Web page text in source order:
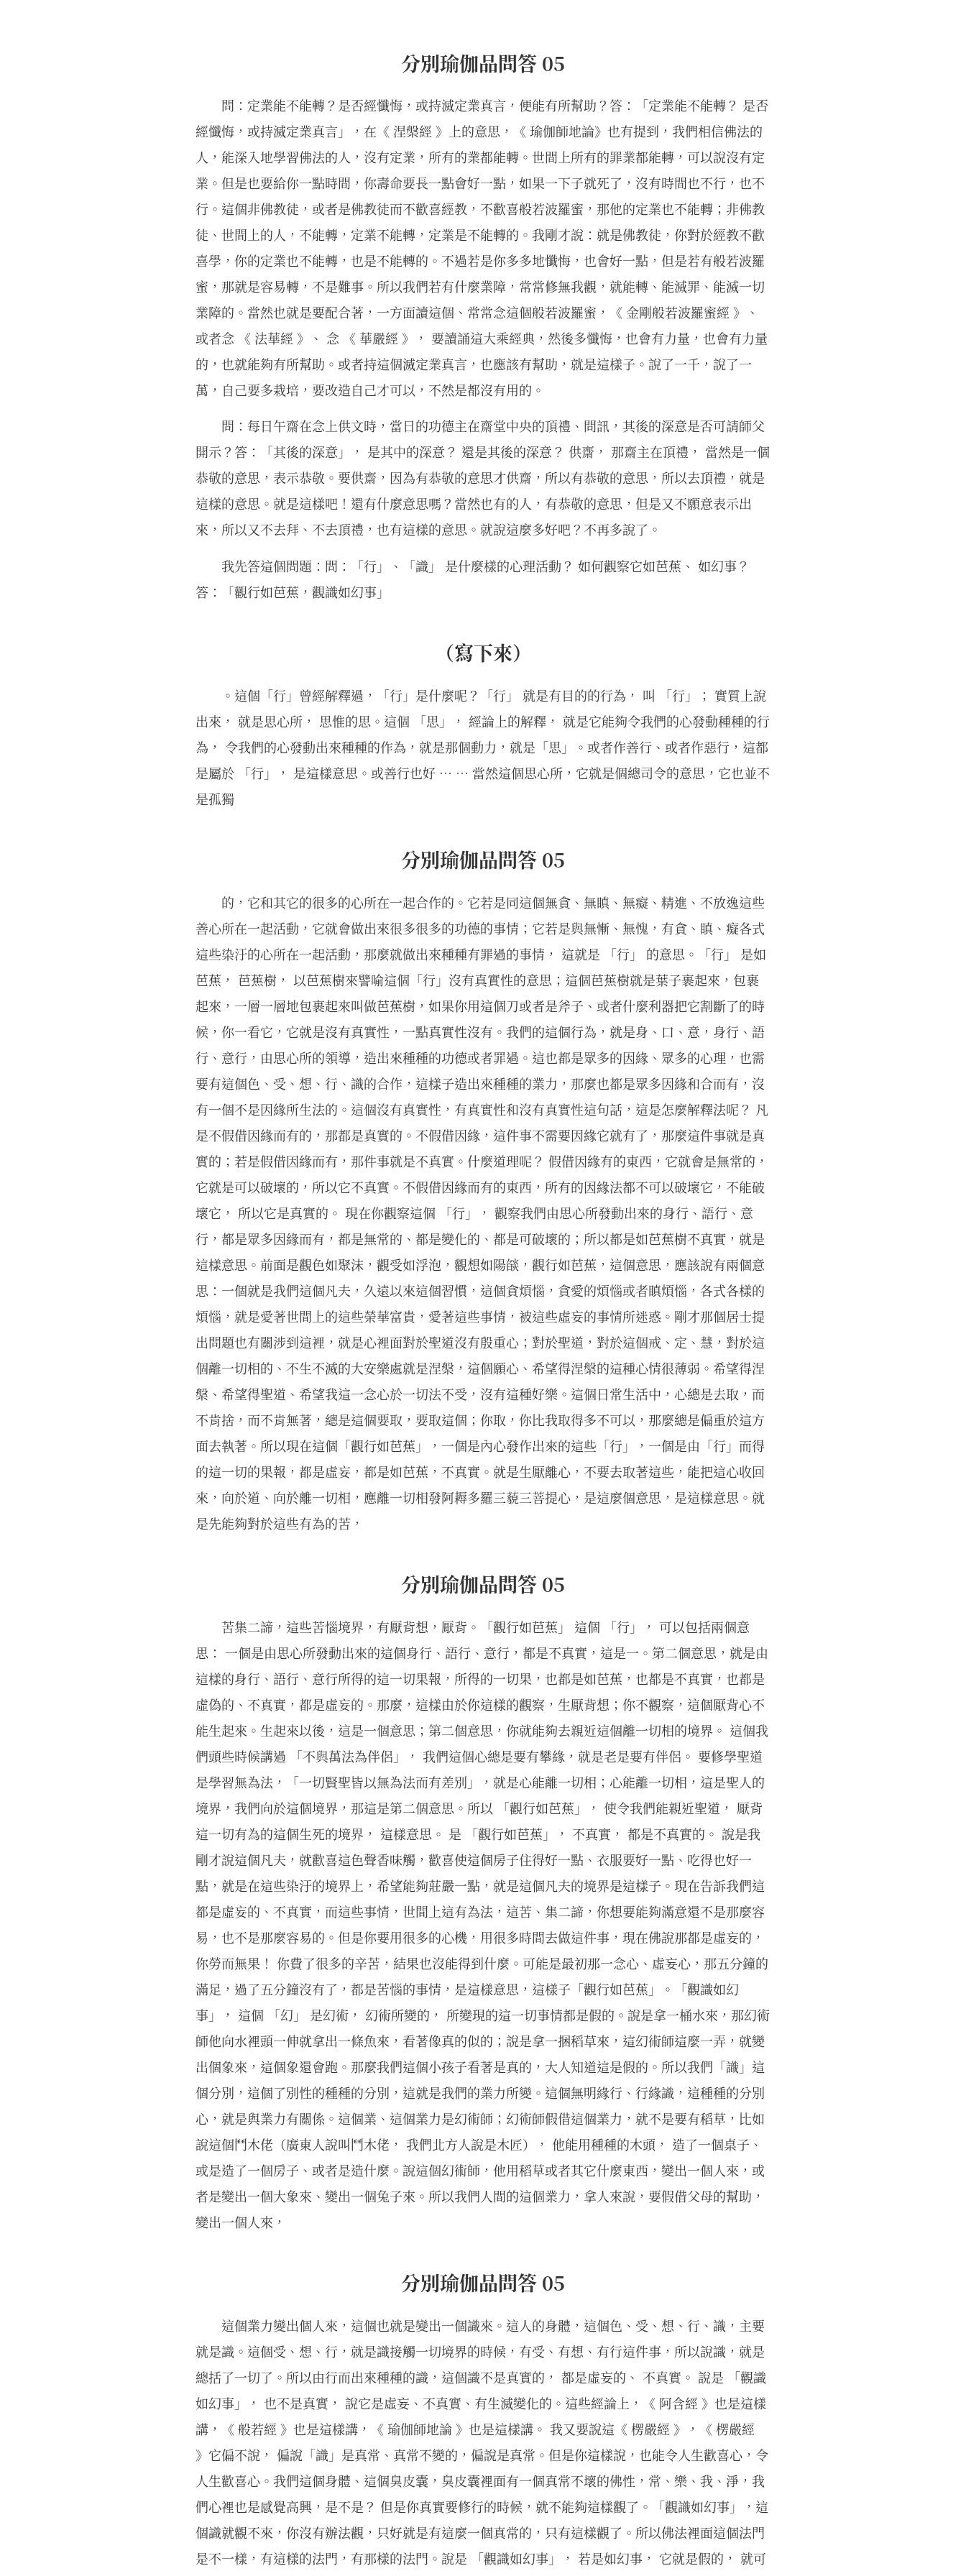
分別瑜伽品問答 05
問：定業能不能轉？是否經懺悔，或持滅定業真言，便能有所幫助？答：「定業能不能轉？ 是否
經懺悔，或持滅定業真言」，在《 涅槃經 》上的意思，《 瑜伽師地論》也有提到，我們相信佛法的
人，能深入地學習佛法的人，沒有定業，所有的業都能轉。世間上所有的罪業都能轉，可以說沒有定
業。但是也要給你一點時間，你壽命要長一點會好一點，如果一下子就死了，沒有時間也不行，也不
行。這個非佛教徒，或者是佛教徒而不歡喜經教，不歡喜般若波羅蜜，那他的定業也不能轉；非佛教
徒、世間上的人，不能轉，定業不能轉，定業是不能轉的。我剛才說：就是佛教徒，你對於經教不歡
喜學，你的定業也不能轉，也是不能轉的。不過若是你多多地懺悔，也會好一點，但是若有般若波羅
蜜，那就是容易轉，不是難事。所以我們若有什麼業障，常常修無我觀，就能轉、能滅罪、能滅一切
業障的。當然也就是要配合著，一方面讀這個、常常念這個般若波羅蜜，《 金剛般若波羅蜜經 》、
或者念 《 法華經 》、 念 《 華嚴經 》， 要讀誦這大乘經典，然後多懺悔，也會有力量，也會有力量
的，也就能夠有所幫助。或者持這個滅定業真言，也應該有幫助，就是這樣子。說了一千，說了一
萬，自己要多栽培，要改造自己才可以，不然是都沒有用的。
問：每日午齋在念上供文時，當日的功德主在齋堂中央的頂禮、問訊，其後的深意是否可請師父
開示？答：「其後的深意」， 是其中的深意？ 還是其後的深意？ 供齋， 那齋主在頂禮， 當然是一個
恭敬的意思，表示恭敬。要供齋，因為有恭敬的意思才供齋，所以有恭敬的意思，所以去頂禮，就是
這樣的意思。就是這樣吧！還有什麼意思嗎？當然也有的人，有恭敬的意思，但是又不願意表示出
來，所以又不去拜、不去頂禮，也有這樣的意思。就說這麼多好吧？不再多說了。
我先答這個問題：問：「行」、「識」 是什麼樣的心理活動？ 如何觀察它如芭蕉、 如幻事？
答：「觀行如芭蕉，觀識如幻事」
（寫下來）
。這個「行」曾經解釋過，「行」是什麼呢？「行」 就是有目的的行為， 叫 「行」； 實質上說
出來， 就是思心所， 思惟的思。這個 「思」， 經論上的解釋， 就是它能夠令我們的心發動種種的行
為， 令我們的心發動出來種種的作為，就是那個動力，就是「思」。或者作善行、或者作惡行，這都
是屬於 「行」， 是這樣意思。或善行也好 … … 當然這個思心所，它就是個總司令的意思，它也並不
是孤獨
分別瑜伽品問答 05
的，它和其它的很多的心所在一起合作的。它若是同這個無貪、無瞋、無癡、精進、不放逸這些
善心所在一起活動，它就會做出來很多很多的功德的事情；它若是與無慚、無愧，有貪、瞋、癡各式
這些染汙的心所在一起活動，那麼就做出來種種有罪過的事情， 這就是 「行」 的意思。「行」 是如
芭蕉， 芭蕉樹， 以芭蕉樹來譬喻這個「行」沒有真實性的意思；這個芭蕉樹就是葉子裹起來，包裹
起來，一層一層地包裹起來叫做芭蕉樹，如果你用這個刀或者是斧子、或者什麼利器把它割斷了的時
候，你一看它，它就是沒有真實性，一點真實性沒有。我們的這個行為，就是身、口、意，身行、語
行、意行，由思心所的領導，造出來種種的功德或者罪過。這也都是眾多的因緣、眾多的心理，也需
要有這個色、受、想、行、識的合作，這樣子造出來種種的業力，那麼也都是眾多因緣和合而有，沒
有一個不是因緣所生法的。這個沒有真實性，有真實性和沒有真實性這句話，這是怎麼解釋法呢？ 凡
是不假借因緣而有的，那都是真實的。不假借因緣，這件事不需要因緣它就有了，那麼這件事就是真
實的；若是假借因緣而有，那件事就是不真實。什麼道理呢？ 假借因緣有的東西，它就會是無常的，
它就是可以破壞的，所以它不真實。不假借因緣而有的東西，所有的因緣法都不可以破壞它，不能破
壞它， 所以它是真實的。 現在你觀察這個 「行」， 觀察我們由思心所發動出來的身行、語行、意
行，都是眾多因緣而有，都是無常的、都是變化的、都是可破壞的；所以都是如芭蕉樹不真實，就是
這樣意思。前面是觀色如聚沫，觀受如浮泡，觀想如陽燄，觀行如芭蕉，這個意思，應該說有兩個意
思：一個就是我們這個凡夫，久遠以來這個習慣，這個貪煩惱，貪愛的煩惱或者瞋煩惱，各式各樣的
煩惱，就是愛著世間上的這些榮華富貴，愛著這些事情，被這些虛妄的事情所迷惑。剛才那個居士提
出問題也有關涉到這裡，就是心裡面對於聖道沒有殷重心；對於聖道，對於這個戒、定、慧，對於這
個離一切相的、不生不滅的大安樂處就是涅槃，這個願心、希望得涅槃的這種心情很薄弱。希望得涅
槃、希望得聖道、希望我這一念心於一切法不受，沒有這種好樂。這個日常生活中，心總是去取，而
不肯捨，而不肯無著，總是這個要取，要取這個；你取，你比我取得多不可以，那麼總是偏重於這方
面去執著。所以現在這個「觀行如芭蕉」，一個是內心發作出來的這些「行」，一個是由「行」而得
的這一切的果報，都是虛妄，都是如芭蕉，不真實。就是生厭離心，不要去取著這些，能把這心收回
來，向於道、向於離一切相，應離一切相發阿耨多羅三藐三菩提心，是這麼個意思，是這樣意思。就
是先能夠對於這些有為的苦，
分別瑜伽品問答 05
苦集二諦，這些苦惱境界，有厭背想，厭背。「觀行如芭蕉」 這個 「行」， 可以包括兩個意
思： 一個是由思心所發動出來的這個身行、語行、意行，都是不真實，這是一。第二個意思，就是由
這樣的身行、語行、意行所得的這一切果報，所得的一切果，也都是如芭蕉，也都是不真實，也都是
虛偽的、不真實，都是虛妄的。那麼，這樣由於你這樣的觀察，生厭背想；你不觀察，這個厭背心不
能生起來。生起來以後，這是一個意思；第二個意思，你就能夠去親近這個離一切相的境界。 這個我
們頭些時候講過 「不與萬法為伴侶」， 我們這個心總是要有攀緣，就是老是要有伴侶。 要修學聖道
是學習無為法，「一切賢聖皆以無為法而有差別」，就是心能離一切相；心能離一切相，這是聖人的
境界，我們向於這個境界，那這是第二個意思。所以 「觀行如芭蕉」， 使令我們能親近聖道， 厭背
這一切有為的這個生死的境界， 這樣意思。 是 「觀行如芭蕉」， 不真實， 都是不真實的。 說是我
剛才說這個凡夫，就歡喜這色聲香味觸，歡喜使這個房子住得好一點、衣服要好一點、吃得也好一
點，就是在這些染汙的境界上，希望能夠莊嚴一點，就是這個凡夫的境界是這樣子。現在告訴我們這
都是虛妄的、不真實，而這些事情，世間上這有為法，這苦、集二諦，你想要能夠滿意還不是那麼容
易，也不是那麼容易的。但是你要用很多的心機，用很多時間去做這件事，現在佛說那都是虛妄的，
你勞而無果！ 你費了很多的辛苦，結果也沒能得到什麼。可能是最初那一念心、虛妄心，那五分鐘的
滿足，過了五分鐘沒有了，都是苦惱的事情，是這樣意思，這樣子「觀行如芭蕉」。「觀識如幻
事」， 這個 「幻」 是幻術， 幻術所變的， 所變現的這一切事情都是假的。說是拿一桶水來，那幻術
師他向水裡頭一伸就拿出一條魚來，看著像真的似的；說是拿一捆稻草來，這幻術師這麼一弄，就變
出個象來，這個象還會跑。那麼我們這個小孩子看著是真的，大人知道這是假的。所以我們「識」這
個分別，這個了別性的種種的分別，這就是我們的業力所變。這個無明緣行、行緣識，這種種的分別
心，就是與業力有關係。這個業、這個業力是幻術師；幻術師假借這個業力，就不是要有稻草，比如
說這個鬥木佬（廣東人說叫鬥木佬， 我們北方人說是木匠）， 他能用種種的木頭， 造了一個桌子、
或是造了一個房子、或者是造什麼。說這個幻術師，他用稻草或者其它什麼東西，變出一個人來，或
者是變出一個大象來、變出一個兔子來。所以我們人間的這個業力，拿人來說，要假借父母的幫助，
變出一個人來，
分別瑜伽品問答 05
這個業力變出個人來，這個也就是變出一個識來。這人的身體，這個色、受、想、行、識，主要
就是識。這個受、想、行，就是識接觸一切境界的時候，有受、有想、有行這件事，所以說識，就是
總括了一切了。所以由行而出來種種的識，這個識不是真實的， 都是虛妄的、 不真實。 說是 「觀識
如幻事」， 也不是真實， 說它是虛妄、不真實、有生滅變化的。這些經論上，《 阿含經 》也是這樣
講，《 般若經 》也是這樣講，《 瑜伽師地論 》也是這樣講。 我又要說這《 楞嚴經 》，《 楞嚴經
》它偏不說， 偏說「識」是真常、真常不變的，偏說是真常。但是你這樣說，也能令人生歡喜心，令
人生歡喜心。我們這個身體、這個臭皮囊，臭皮囊裡面有一個真常不壞的佛性，常、樂、我、淨，我
們心裡也是感覺高興，是不是？ 但是你真實要修行的時候，就不能夠這樣觀了。「觀識如幻事」，這
個識就觀不來，你沒有辦法觀，只好就是有這麼一個真常的，只有這樣觀了。所以佛法裡面這個法門
是不一樣，有這樣的法門，有那樣的法門。說是 「觀識如幻事」， 若是如幻事， 它就是假的， 就可